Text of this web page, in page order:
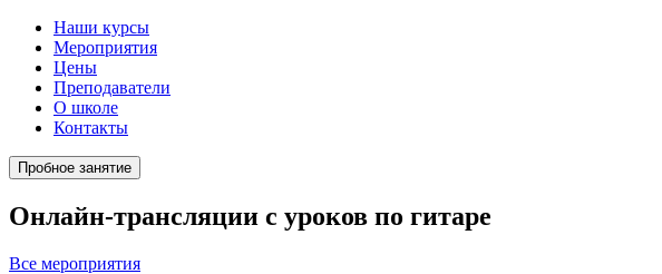
Наши курсы
Мероприятия
Цены
Преподаватели
О школе
Контакты
Пробное занятие
Онлайн-трансляции с уроков по гитаре
Все мероприятия